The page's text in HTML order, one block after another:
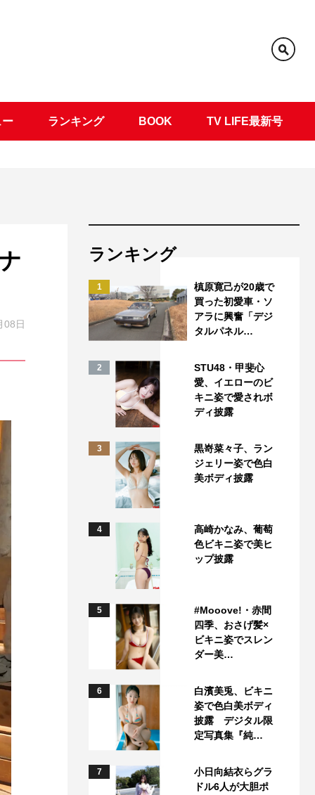
ー ランキング BOOK TV LIFE最新号
08日
ランキング
1
槙原寛己が20歳で
買った初愛車・ソ
アラに興奮「デジ
タルパネル…
2
STU48・甲斐心
愛、イエローのビ
キニ姿で愛されボ
ディ披露
3
黒嵜菜々子、ラン
ジェリー姿で色白
美ボディ披露
4
高崎かなみ、葡萄
色ビキニ姿で美ヒ
ップ披露
5
#Mooove!・赤間
四季、おさげ髪×
ビキニ姿でスレン
ダー美…
6
白濱美兎、ビキニ
姿で色白美ボディ
披露 デジタル限
定写真集『純…
7
小日向結衣らグラ
ドル6人が大胆ポ